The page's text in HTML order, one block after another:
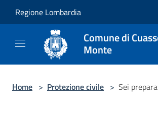
Regione Lombardia
Comune di
Monte
Home > Protezione civile > Sei